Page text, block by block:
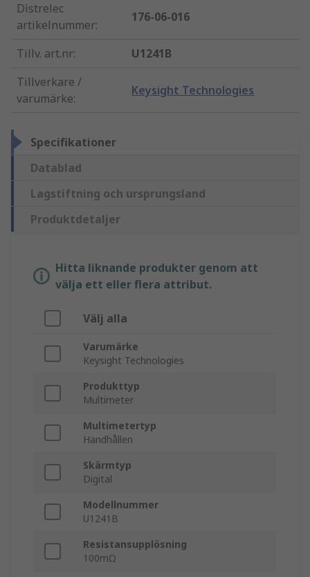
Distrelec
artikelnummer:
176-06-016
Tillv. art.nr:
U1241B
Tillverkare /
varumärke:
Keysight Technologies
Specifikationer
Datablad
Lagstiftning och ursprungsland
Produktdetaljer
Hitta liknande produkter genom att
välja ett eller flera attribut.
Välj alla
Varumärke
Keysight Technologies
Produkttyp
Multimeter
Multimetertyp
Handhållen
Skärmtyp
Digital
Modellnummer
U1241B
Resistansupplösning
100mΩ